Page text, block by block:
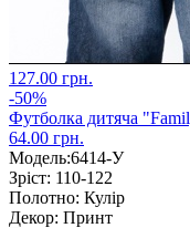
127.00 грн.
-50%
Футболка дитяча
64.00 грн.
Модель:6414-У
Зріст: 110-122
Полотно: Кулір
Декор: Принт